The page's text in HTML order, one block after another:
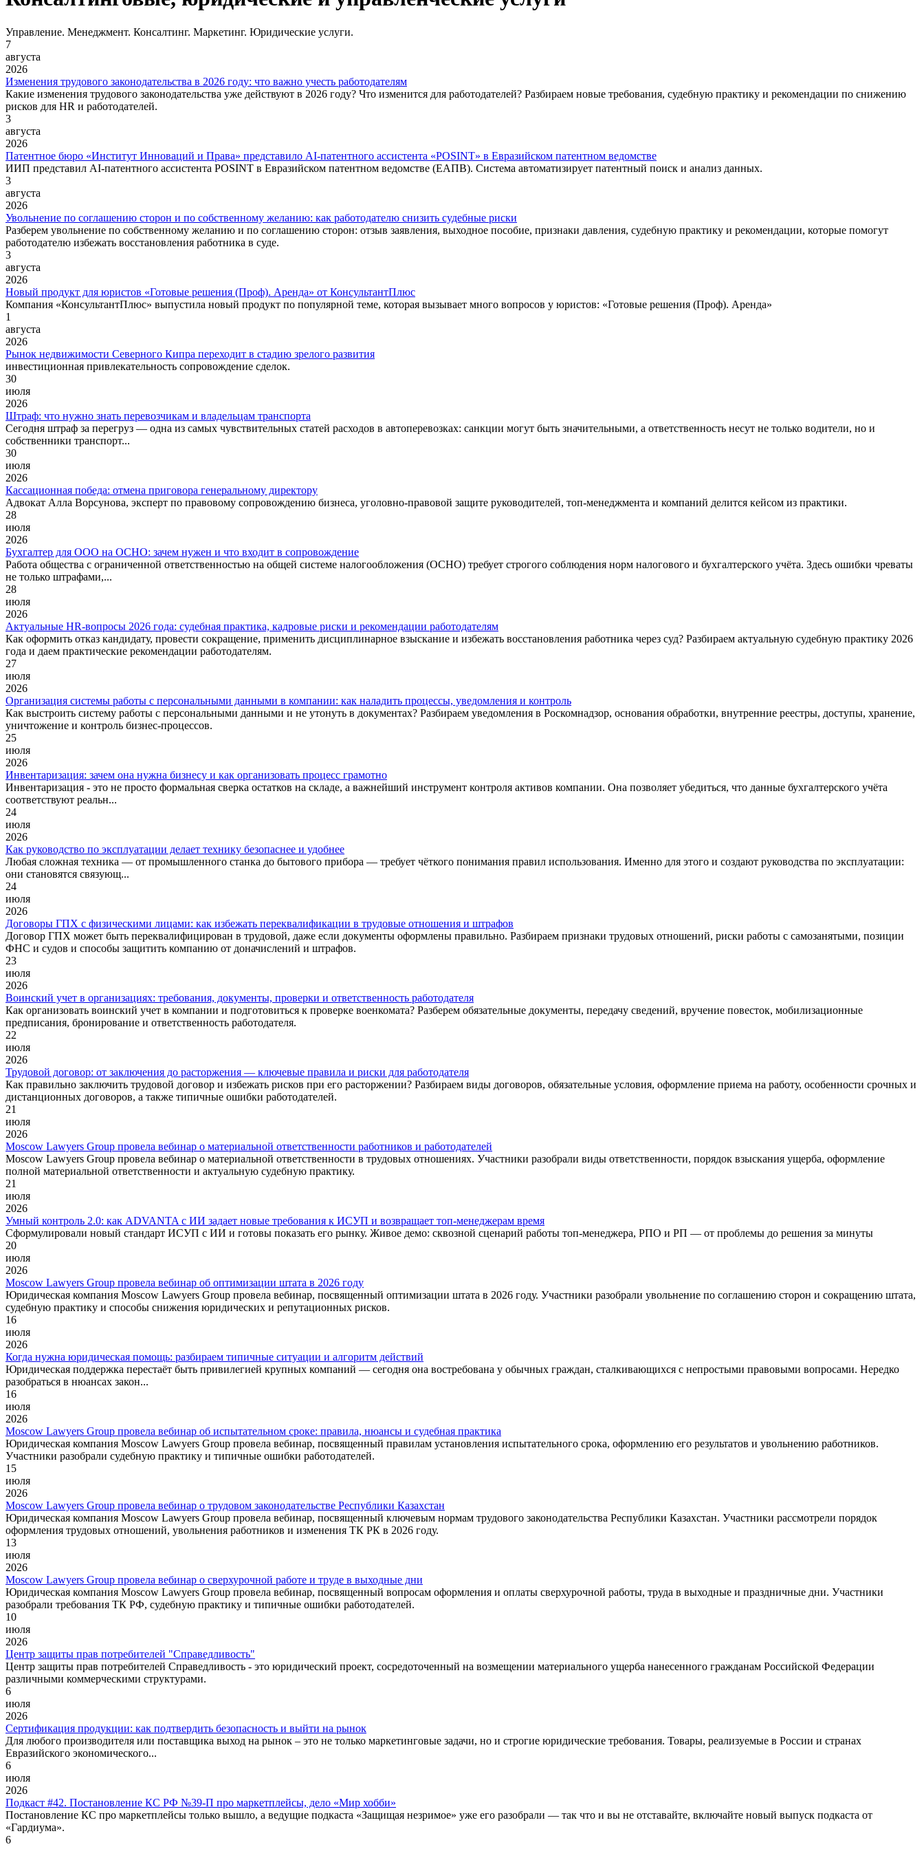
Управление. Менеджмент. Консалтинг. Маркетинг. Юридические услуги.
7
августа
2026
Изменения трудового законодательства в 2026 году: что важно учесть работодателям
Какие изменения трудового законодательства уже действуют в 2026 году? Что изменится для работодателей? Разбираем новые требования, судебную практику и рекомендации по снижению
рисков для HR и работодателей.
3
августа
2026
Патентное бюро «Институт Инноваций и Права» представило AI-патентного ассистента «POSINT» в Евразийском патентном ведомстве
ИИП представил AI-патентного ассистента POSINT в Евразийском патентном ведомстве (ЕАПВ). Система автоматизирует патентный поиск и анализ данных.
3
августа
2026
Увольнение по соглашению сторон и по собственному желанию: как работодателю снизить судебные риски
Разберем увольнение по собственному желанию и по соглашению сторон: отзыв заявления, выходное пособие, признаки давления, судебную практику и рекомендации, которые помогут
работодателю избежать восстановления работника в суде.
3
августа
2026
Новый продукт для юристов «Готовые решения (Проф). Аренда» от КонсультантПлюс
Компания «КонсультантПлюс» выпустила новый продукт по популярной теме, которая вызывает много вопросов у юристов: «Готовые решения (Проф). Аренда»
1
августа
2026
Рынок недвижимости Северного Кипра переходит в стадию зрелого развития
инвестиционная привлекательность сопровождение сделок.
30
июля
2026
Штраф: что нужно знать перевозчикам и владельцам транспорта
Сегодня штраф за перегруз — одна из самых чувствительных статей расходов в автоперевозках: санкции могут быть значительными, а ответственность несут не только водители, но и
собственники транспорт...
30
июля
2026
Кассационная победа: отмена приговора генеральному директору
Адвокат Алла Ворсунова, эксперт по правовому сопровождению бизнеса, уголовно-правовой защите руководителей, топ-менеджмента и компаний делится кейсом из практики.
28
июля
2026
Бухгалтер для ООО на ОСНО: зачем нужен и что входит в сопровождение
Работа общества с ограниченной ответственностью на общей системе налогообложения (ОСНО) требует строгого соблюдения норм налогового и бухгалтерского учёта. Здесь ошибки чреваты
не только штрафами,...
28
июля
2026
Актуальные HR-вопросы 2026 года: судебная практика, кадровые риски и рекомендации работодателям
Как оформить отказ кандидату, провести сокращение, применить дисциплинарное взыскание и избежать восстановления работника через суд? Разбираем актуальную судебную практику 2026
года и даем практические рекомендации работодателям.
27
июля
2026
Организация системы работы с персональными данными в компании: как наладить процессы, уведомления и контроль
Как выстроить систему работы с персональными данными и не утонуть в документах? Разбираем уведомления в Роскомнадзор, основания обработки, внутренние реестры, доступы, хранение,
уничтожение и контроль бизнес-процессов.
25
июля
2026
Инвентаризация: зачем она нужна бизнесу и как организовать процесс грамотно
Инвентаризация - это не просто формальная сверка остатков на складе, а важнейший инструмент контроля активов компании. Она позволяет убедиться, что данные бухгалтерского учёта
соответствуют реальн...
24
июля
2026
Как руководство по эксплуатации делает технику безопаснее и удобнее
Любая сложная техника — от промышленного станка до бытового прибора — требует чёткого понимания правил использования. Именно для этого и создают руководства по эксплуатации:
они становятся связующ...
24
июля
2026
Договоры ГПХ с физическими лицами: как избежать переквалификации в трудовые отношения и штрафов
Договор ГПХ может быть переквалифицирован в трудовой, даже если документы оформлены правильно. Разбираем признаки трудовых отношений, риски работы с самозанятыми, позиции
ФНС и судов и способы защитить компанию от доначислений и штрафов.
23
июля
2026
Воинский учет в организациях: требования, документы, проверки и ответственность работодателя
Как организовать воинский учет в компании и подготовиться к проверке военкомата? Разберем обязательные документы, передачу сведений, вручение повесток, мобилизационные
предписания, бронирование и ответственность работодателя.
22
июля
2026
Трудовой договор: от заключения до расторжения — ключевые правила и риски для работодателя
Как правильно заключить трудовой договор и избежать рисков при его расторжении? Разбираем виды договоров, обязательные условия, оформление приема на работу, особенности срочных и
дистанционных договоров, а также типичные ошибки работодателей.
21
июля
2026
Moscow Lawyers Group провела вебинар о материальной ответственности работников и работодателей
Moscow Lawyers Group провела вебинар о материальной ответственности в трудовых отношениях. Участники разобрали виды ответственности, порядок взыскания ущерба, оформление
полной материальной ответственности и актуальную судебную практику.
21
июля
2026
Умный контроль 2.0: как ADVANTA с ИИ задает новые требования к ИСУП и возвращает топ-менеджерам время
Сформулировали новый стандарт ИСУП с ИИ и готовы показать его рынку. Живое демо: сквозной сценарий работы топ-менеджера, РПО и РП — от проблемы до решения за минуты
20
июля
2026
Moscow Lawyers Group провела вебинар об оптимизации штата в 2026 году
Юридическая компания Moscow Lawyers Group провела вебинар, посвященный оптимизации штата в 2026 году. Участники разобрали увольнение по соглашению сторон и сокращению штата,
судебную практику и способы снижения юридических и репутационных рисков.
16
июля
2026
Когда нужна юридическая помощь: разбираем типичные ситуации и алгоритм действий
Юридическая поддержка перестаёт быть привилегией крупных компаний — сегодня она востребована у обычных граждан, сталкивающихся с непростыми правовыми вопросами. Нередко
разобраться в нюансах закон...
16
июля
2026
Moscow Lawyers Group провела вебинар об испытательном сроке: правила, нюансы и судебная практика
Юридическая компания Moscow Lawyers Group провела вебинар, посвященный правилам установления испытательного срока, оформлению его результатов и увольнению работников.
Участники разобрали судебную практику и типичные ошибки работодателей.
15
июля
2026
Moscow Lawyers Group провела вебинар о трудовом законодательстве Республики Казахстан
Юридическая компания Moscow Lawyers Group провела вебинар, посвященный ключевым нормам трудового законодательства Республики Казахстан. Участники рассмотрели порядок
оформления трудовых отношений, увольнения работников и изменения ТК РК в 2026 году.
13
июля
2026
Moscow Lawyers Group провела вебинар о сверхурочной работе и труде в выходные дни
Юридическая компания Moscow Lawyers Group провела вебинар, посвященный вопросам оформления и оплаты сверхурочной работы, труда в выходные и праздничные дни. Участники
разобрали требования ТК РФ, судебную практику и типичные ошибки работодателей.
10
июля
2026
Центр защиты прав потребителей "Справедливость"
Центр защиты прав потребителей Справедливость - это юридический проект, сосредоточенный на возмещении материального ущерба нанесенного гражданам Российской Федерации
различными коммерческими структурами.
6
июля
2026
Сертификация продукции: как подтвердить безопасность и выйти на рынок
Для любого производителя или поставщика выход на рынок – это не только маркетинговые задачи, но и строгие юридические требования. Товары, реализуемые в России и странах
Евразийского экономического...
6
июля
2026
Подкаст #42. Постановление КС РФ №39-П про маркетплейсы, дело «Мир хобби»
Постановление КС про маркетплейсы только вышло, а ведущие подкаста «Защищая незримое» уже его разобрали — так что и вы не отставайте, включайте новый выпуск подкаста от
«Гардиума».
6